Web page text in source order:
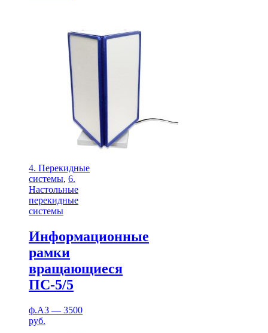
4. Перекидные
системы, 6.
Настольные
перекидные
системы
Информационные
рамки
вращающиеся
ПС-5/5
ф.А3 — 3500
руб.